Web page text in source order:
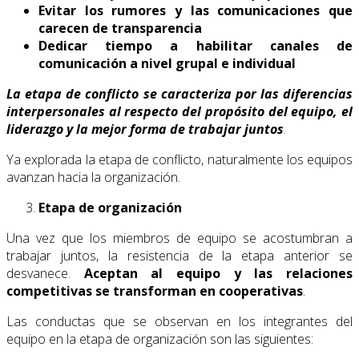
Evitar los rumores y las comunicaciones que
carecen de transparencia
Dedicar tiempo a habilitar canales de
comunicación a nivel grupal e individual
La etapa de conflicto se caracteriza por las diferencias
interpersonales al respecto del propósito del equipo, el
liderazgo y la mejor forma de trabajar juntos.
Ya explorada la etapa de conflicto, naturalmente los equipos
avanzan hacia la organización.
Etapa de organización
Una vez que los miembros de equipo se acostumbran a
trabajar juntos, la resistencia de la etapa anterior se
desvanece. Aceptan al equipo y las relaciones
competitivas se transforman en cooperativas.
Las conductas que se observan en los integrantes del
equipo en la etapa de organización son las siguientes: